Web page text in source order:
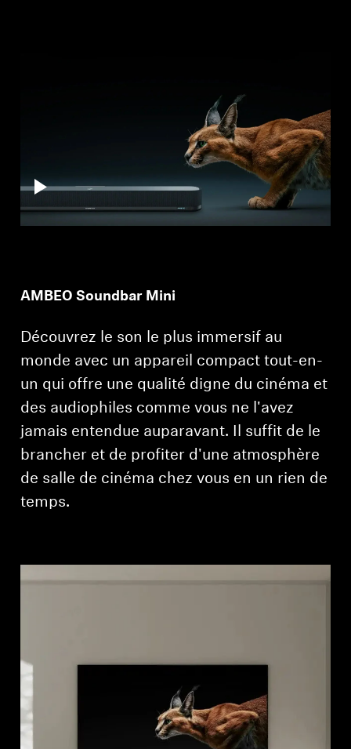
AMBEO Soundbar Mini
Découvrez le son le plus immersif au
monde avec un appareil compact tout-en-
un qui offre une qualité digne du cinéma et
des audiophiles comme vous ne l'avez
jamais entendue auparavant. Il suffit de le
brancher et de profiter d'une atmosphère
de salle de cinéma chez vous en un rien de
temps.